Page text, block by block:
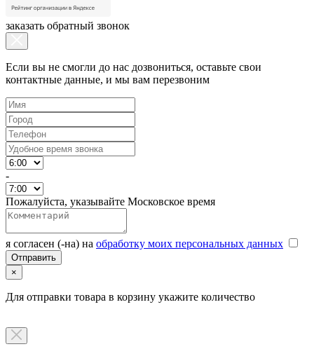
заказать обратный звонок
Если вы не смогли до нас дозвониться, оставьте свои
контактные данные, и мы вам перезвоним
-
Пожалуйста, указывайте Московское время
я согласен (-на) на обработку моих персональных данных
×
Для отправки товара в корзину укажите количество